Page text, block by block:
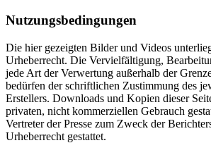
Nutzungsbedingungen
Die hier gezeigten Bilder und Videos
Urheberrecht. Die Vervielfältigung,
jede Art der Verwertung außerhalb der
bedürfen der schriftlichen Zustimmung des
Erstellers. Downloads und Kopien dieser
privaten, nicht kommerziellen Gebrauch
Vertreter der Presse zum Zweck der
Urheberrecht gestattet.